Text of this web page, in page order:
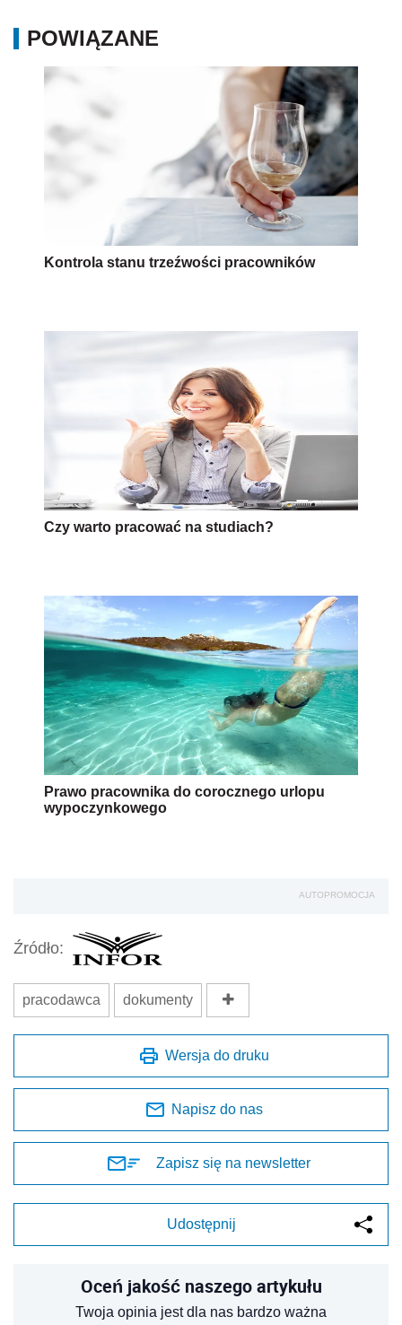
POWIĄZANE
Kontrola stanu trzeźwości pracowników
Czy warto pracować na studiach?
Prawo pracownika do corocznego urlopu
wypoczynkowego
AUTOPROMOCJA
Źródło:
pracodawca dokumenty
Wersja do druku
Napisz do nas
Zapisz się na newsletter
Udostępnij
Oceń jakość naszego artykułu
Twoja opinia jest dla nas bardzo ważna